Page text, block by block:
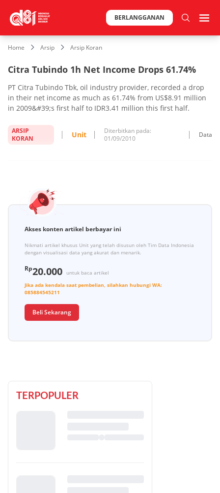
BERLANGGANAN
Home Arsip Arsip Koran
Citra Tubindo 1h Net Income Drops 61.74%
PT Citra Tubindo Tbk, oil industry provider, recorded a drop
in their net income as much as 61.74% from US$8.91 million
in 2009&#39;s first half to IDR3.41 million this first half.
ARSIP
KORAN
Unit
Diterbitkan pada:
01/09/2010
Data
Akses konten artikel berbayar ini
Nikmati artikel khusus Unit yang telah disusun oleh Tim Data Indonesia
dengan visualisasi data yang akurat dan menarik.
Rp20.000
untuk baca artikel
Jika ada kendala saat pembelian, silahkan hubungi WA:
085884545211
Beli Sekarang
TERPOPULER